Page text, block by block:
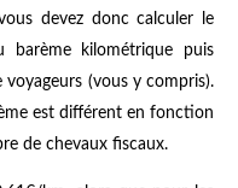
devez donc calculer le
kilométrique puis
(vous y compris).
est différent en fonction
de chevaux fiscaux.